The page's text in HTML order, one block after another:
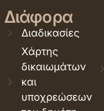
Διάφορα
Διαδικασίες
Χάρτης
δικαιωμάτων
και
υποχρεώσεων